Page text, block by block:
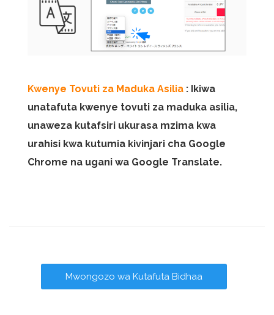
Kwenye Tovuti za Maduka Asilia : Ikiwa
unatafuta kwenye tovuti za maduka asilia,
unaweza kutafsiri ukurasa mzima kwa
urahisi kwa kutumia kivinjari cha Google
Chrome na ugani wa Google Translate.
Mwongozo wa Kutafuta Bidhaa